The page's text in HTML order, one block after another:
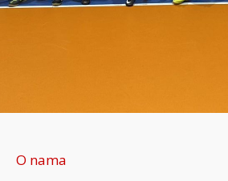
O nama